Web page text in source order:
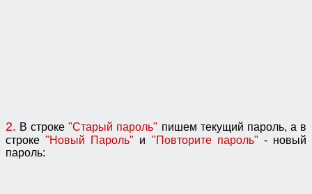
2. В строке "Старый пароль" пишем текущий пароль, а в
строке"Новый Пароль" и "Повторите пароль" - новый
пароль: